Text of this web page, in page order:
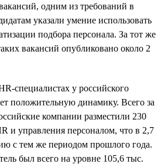
одним из требований в
указали умение использовать
подбора персонала. За тот же
вакансий опубликовано около 2
специалистах у российского
положительную динамику. Всего за
компании разместили 230
и управления персоналом, что в 2,7
с тем же периодом прошлого года.
был всего на уровне 105,6 тыс.